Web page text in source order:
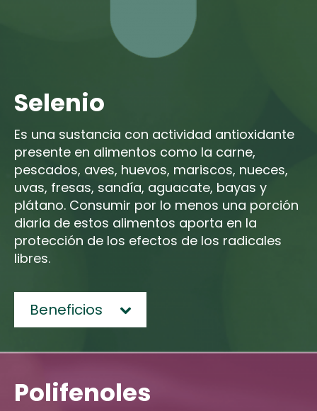
Selenio
Es una sustancia con actividad antioxidante
presente en alimentos como la carne,
pescados, aves, huevos, mariscos, nueces,
uvas, fresas, sandía, aguacate, bayas y
plátano. Consumir por lo menos una porción
diaria de estos alimentos aporta en la
protección de los efectos de los radicales
libres.
Beneficios
Polifenoles